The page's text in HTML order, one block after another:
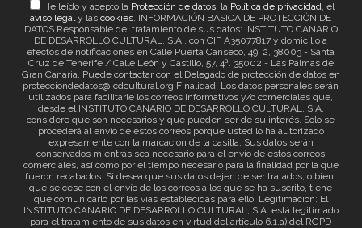
He leído y acepto la Protección de datos, la Política de privacidad, el
aviso legaly lascookies. INFORMACIÓN BÁSICA DE PROTECCIÓN DE
DATOS Responsable del tratamiento de sus datos: INSTITUTO CANARIO
DE DESARROLLO CULTURAL, S.A., con CIF A35077817 y domicilio a
efectos de notificaciones en Calle Puerta Canseco, 49, 2, 38003 - Santa
Cruz de Tenerife / Calle León y Castillo, 57, 4ª. 35002 - Las Palmas de
Gran Canaria. Puede contactar con el Delegado de protección de datos en
protecciondedatos@icdcultural.org Finalidad: Los datos personales serán
utilizados para facilitarle los correos informativos y/o comerciales que,
desde el INSTITUTO CANARIO DE DESARROLLO CULTURAL, S.A.
considere que son necesarios y que pueden ser de su interés. Solo se
procederá al envío de estos correos porque usted lo ha autorizado
expresamente con la marcación de la casilla. Sus datos serán
conservados mientras sea necesario para el envío de estos correos
comerciales, así como por el tiempo necesario para la finalidad por la que
fueron recabados. Si desea que sus datos dejen de ser tratados, o bien,
que se cese con el envío de los correos a los que se ha suscrito, tiene
que comunicarlo por las vías establecidas para ello. Legitimación: El
INSTITUTO CANARIO DE DESARROLLO CULTURAL, S.A. está legitimado
para el tratamiento de sus datos en virtud del artículo 6.1.a) del RGPD